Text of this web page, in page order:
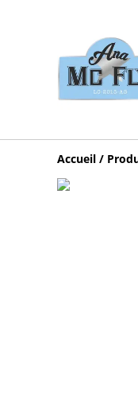
Accueil /